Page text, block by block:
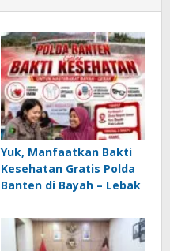
Yuk, Manfaatkan Bakti
Kesehatan Gratis Polda
Banten di Bayah – Lebak